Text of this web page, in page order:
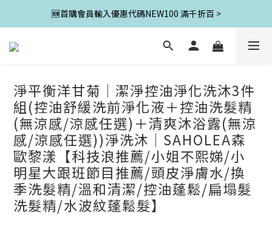
🆕首購會員輸入優惠代碼NEW100 滿千折百 >
淨平衡洋甘菊│潔淨控油淨化洗沐3件
組(控油舒緩洗前淨化液＋控油洗髮精
(無涼感/涼感任選)＋清爽沐浴露(無涼
感/涼感任選))淨洗沐│SAHOLEA森
歐黎漾【科技浪推薦/小姐不熙娣/小
明星大跟班節目推薦/頭皮淨膚水/換
季洗髮精/溫和清潔/控油蓬鬆/扁塌髮
洗髮精/水波紋蓬鬆髮】